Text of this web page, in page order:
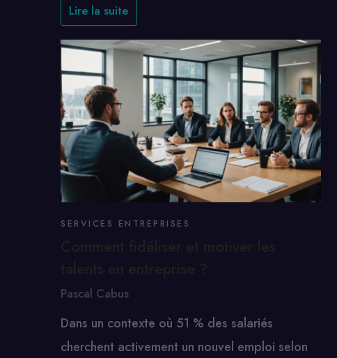
Lire la suite
SERVICES ENTREPRISES
Pascal Cabus
Dans un contexte où 51 % des salariés
cherchent activement un nouvel emploi selon